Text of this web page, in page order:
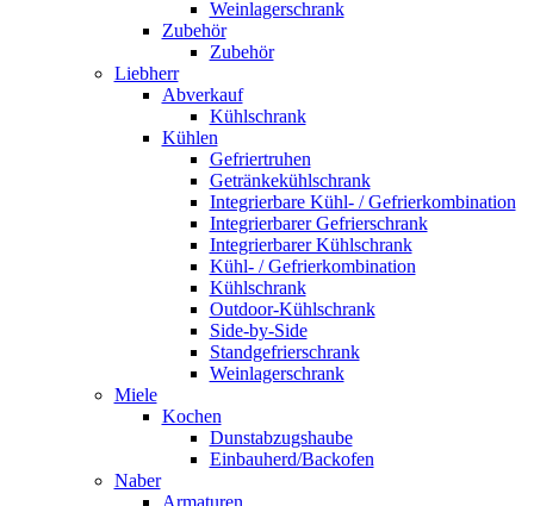
Weinlagerschrank
Zubehör
Zubehör
Liebherr
Abverkauf
Kühlschrank
Kühlen
Gefriertruhen
Getränkekühlschrank
Integrierbare Kühl- / Gefrierkombination
Integrierbarer Gefrierschrank
Integrierbarer Kühlschrank
Kühl- / Gefrierkombination
Kühlschrank
Outdoor-Kühlschrank
Side-by-Side
Standgefrierschrank
Weinlagerschrank
Miele
Kochen
Dunstabzugshaube
Einbauherd/Backofen
Naber
Armaturen